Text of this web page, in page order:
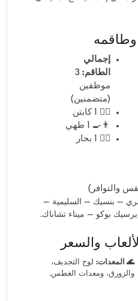
إجمالي
الطاقم: 3
موظفين
(متضمنين)
👨‍✈️ 1 كابتن
👨‍🍳 1 طهي
🧑‍✈️ 1 بحار
والتوافر)
– بنسيك – السليمية –
بوكو – ميناء تشاناك.
والسعر
🌊 المعدات: لوح التجديف،
والزورق، ومعدات الغطس.